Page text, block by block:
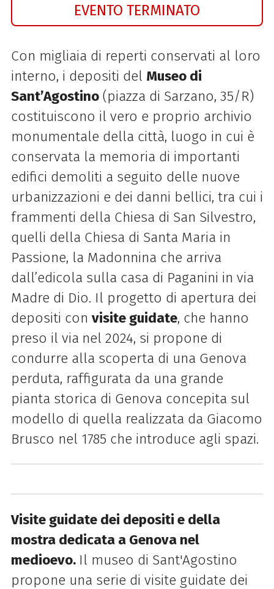
EVENTO TERMINATO
Con migliaia di reperti conservati al loro
interno, i depositi del Museo di
Sant’Agostino(piazza di Sarzano, 35/R)
costituiscono il vero e proprio archivio
monumentale della città, luogo in cui è
conservata la memoria di importanti
edifici demoliti a seguito delle nuove
urbanizzazioni e dei danni bellici, tra cui i
frammenti della Chiesa di San Silvestro,
quelli della Chiesa di Santa Maria in
Passione, la Madonnina che arriva
dall’edicola sulla casa di Paganini in via
Madre di Dio. Il progetto di apertura dei
depositi con visite guidate, che hanno
preso il via nel 2024, si propone di
condurre alla scoperta di una Genova
perduta, raffigurata da una grande
pianta storica di Genova concepita sul
modello di quella realizzata da Giacomo
Brusco nel 1785 che introduce agli spazi.
Visite guidate dei depositi e della
mostra dedicata a Genova nel
medioevo. Il museo di Sant'Agostino
propone una serie di visite guidate dei